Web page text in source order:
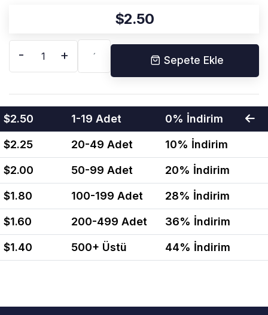
$2.50
- + Sepete Ekle
$2.50 1-19 Adet 0% İndirim
$2.25 20-49 Adet 10% İndirim
$2.00 50-99 Adet 20% İndirim
$1.80 100-199 Adet 28% İndirim
$1.60 200-499 Adet 36% İndirim
$1.40 500+ Üstü 44% İndirim